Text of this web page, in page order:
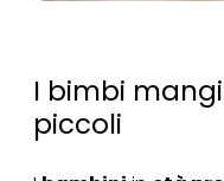
I bimbi
piccoli